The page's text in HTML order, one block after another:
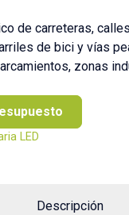
de carreteras,
de bici y vías
zonas
LED
Descripción